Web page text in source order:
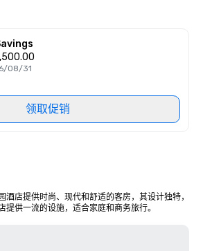
08/31
领取促销
酒店提供时尚、现代和舒适的客房，其设计独特，
提供一流的设施，适合家庭和商务旅行。